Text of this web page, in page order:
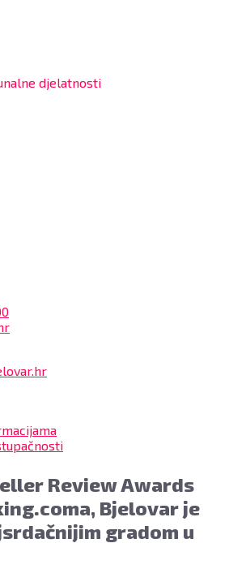
djelatnosti
Review Awards
Bjelovar je
gradom u